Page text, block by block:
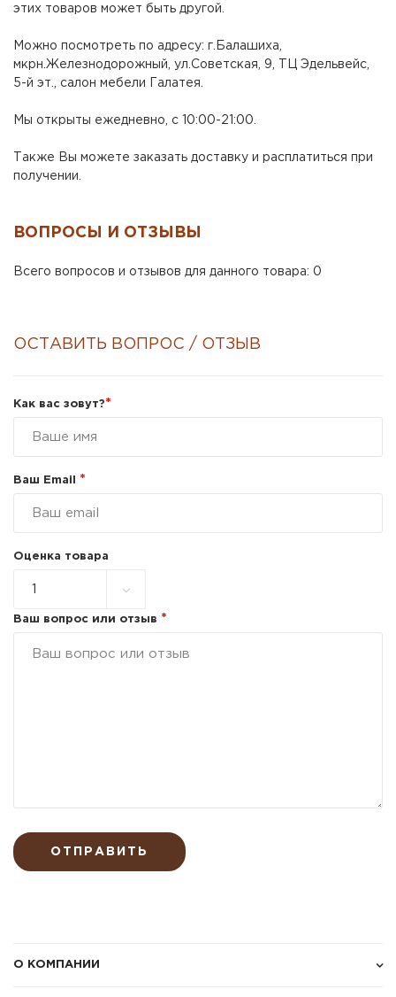
этих товаров может быть другой.
Можно посмотреть по адресу: г.Балашиха,
мкрн.Железнодорожный, ул.Советская, 9, ТЦ Эдельвейс,
5-й эт., салон мебели Галатея.
Мы открыты ежедневно, с 10:00-21:00.
Также Вы можете заказать доставку и расплатиться при
получении.
ВОПРОСЫ И ОТЗЫВЫ
Всего вопросов и отзывов для данного товара: 0
ОСТАВИТЬ ВОПРОС / ОТЗЫВ
Как вас зовут?*
Ваш Email *
Оценка товара
Ваш вопрос или отзыв *
ОТПРАВИТЬ
О КОМПАНИИ